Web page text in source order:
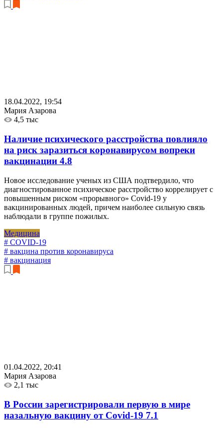
18.04.2022, 19:54
Мария Азарова
4,5 тыс
Наличие психического расстройства повлияло
на риск заразиться коронавирусом вопреки
вакцинации 4.8
Новое исследование ученых из США подтвердило, что
диагностированное психическое расстройство коррелирует с
повышенным риском «прорывного» Covid-19 у
вакцинированных людей, причем наиболее сильную связь
наблюдали в группе пожилых.
Медицина
# COVID-19
# вакцина против коронавируса
# вакцинация
01.04.2022, 20:41
Мария Азарова
2,1 тыс
В России зарегистрировали первую в мире
назальную вакцину от Covid-19 7.1